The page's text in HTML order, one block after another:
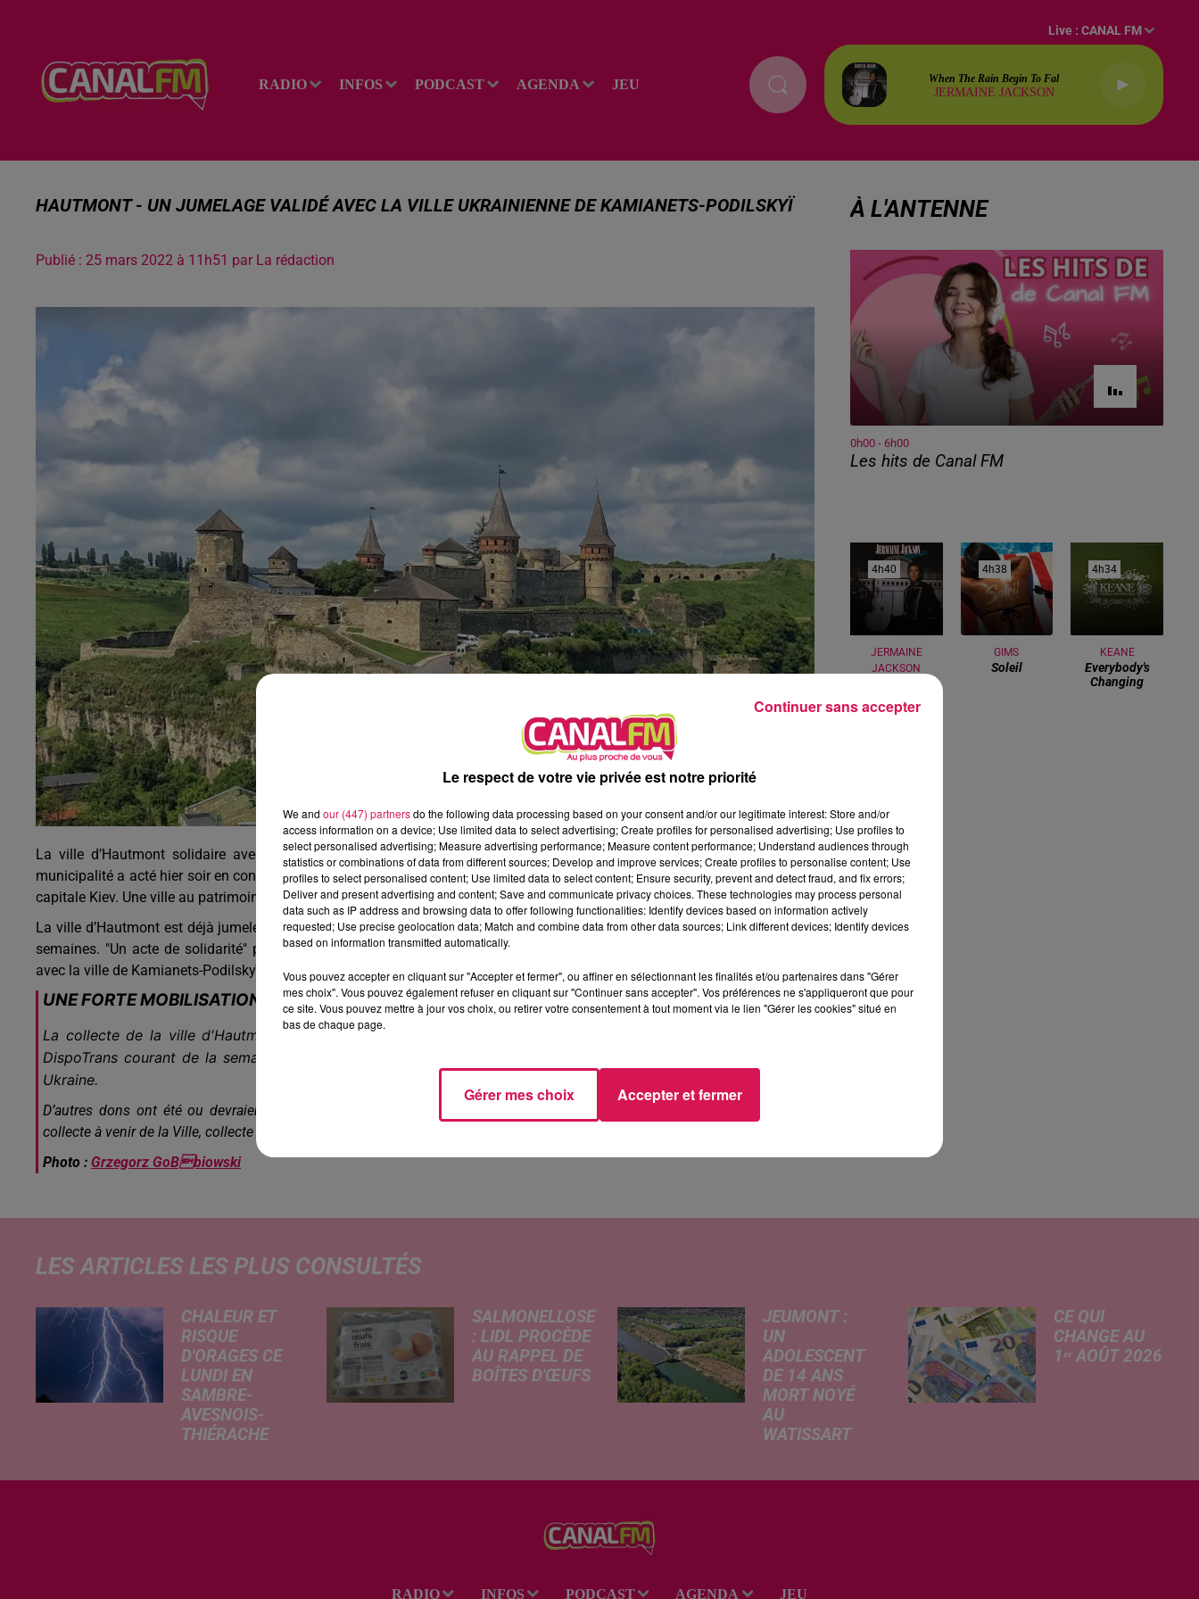
RADIO INFOS PODCAST AGENDA JEU
Live :CANAL FM
When The Rain Begin To Fal
JERMAINE JACKSON
HAUTMONT - UN JUMELAGE VALIDÉ AVEC LA VILLE UKRAINIENNE DE KAMIANETS-PODILSKYÏ
Publié : 25 mars 2022 à 11h51 par La rédaction
La ville d’Hautmont solidaire avec une ville ukrainienne. Alors que la guerre fait rage entre l’Ukraine et la Russie, la
municipalité a acté hier soir en conseil municipal le jumelage avec la ville de Kamianets-Podilskyï, située au sud-ouest de la
capitale Kiev. Une ville au patrimoine exceptionnel, notamment sa forteresse construite au XIVème siècle.
La ville d’Hautmont est déjà jumelée avec une commune polonaise, Kalisz, à qui elle transmet des donations ces dernières
semaines. "Un acte de solidarité" pour plus tard" a annoncé le Maire Stéphane Wilmotte, qui souhaite que ces échanges
avec la ville de Kamianets-Podilskyï soit pérenne.
UNE FORTE MOBILISATION DES HAUTMONTOIS
La collecte de la ville d'Hautmont et du comité de jumelage Hautmont-Kalisz a été acheminée par la société
DispoTrans courant de la semaine dernière jusqu’à Kalisz, avant qu'un autre convoi n'achemine le tout jusqu’en
Ukraine.
D’autres dons ont été ou devraient être récupérés par la Ville pour un nouvel envoi : collecte de Leroy Merlin, nouvelle
collecte à venir de la Ville, collecte du Centre hospitalier d’Hautmont ...
Photo : Grzegorz GoBbiowski
À L'ANTENNE
Les hits de Canal FM La ligne des Auditeurs, la redif
0h00 - 6h00
Les hits de Canal FM
4h40
4h40
JERMAINE
JACKSON
When The Rain
4h38
4h38
GIMS
Soleil
4h34
4h34
KEANE
Everybody's
Changing
LES ARTICLES LES PLUS CONSULTÉS
CHALEUR ET
RISQUE
D'ORAGES CE
LUNDI EN
SAMBRE-
AVESNOIS-
THIÉRACHE
SALMONELLOSE
: LIDL PROCÈDE
AU RAPPEL DE
BOÎTES D'ŒUFS
l'enseigne Lidl
plusieurs lots
d'œufs vendus par
Une...
JEUMONT :
UN
ADOLESCENT
DE 14 ANS
MORT NOYÉ
AU
WATISSART
CE QUI
CHANGE AU
1ᵉʳ AOÛT 2026
de frein sur le
RADIO INFOS PODCAST AGENDA JEU
Le respect de votre vie privée est notre priorité
We and our (447) partnersdo the following data processing based on your consent and/or our legitimate interest: Store and/or
access information on a device; Use limited data to select advertising; Create profiles for personalised advertising; Use profiles to
select personalised advertising; Measure advertising performance; Measure content performance; Understand audiences through
statistics or combinations of data from different sources; Develop and improve services; Create profiles to personalise content; Use
profiles to select personalised content; Use limited data to select content; Ensure security, prevent and detect fraud, and fix errors;
Deliver and present advertising and content; Save and communicate privacy choices. These technologies may process personal
data such as IP address and browsing data to offer following functionalities: Identify devices based on information actively
requested; Use precise geolocation data; Match and combine data from other data sources; Link different devices; Identify devices
based on information transmitted automatically.
Vous pouvez accepter en cliquant sur "Accepter et fermer", ou affiner en sélectionnant les finalités et/ou partenaires dans "Gérer
mes choix". Vous pouvez également refuser en cliquant sur "Continuer sans accepter". Vos préférences ne s'appliqueront que pour
ce site. Vous pouvez mettre à jour vos choix, ou retirer votre consentement à tout moment via le lien "Gérer les cookies" situé en
bas de chaque page.
Gérer mes choix Accepter et fermer
Continuer sans accepter